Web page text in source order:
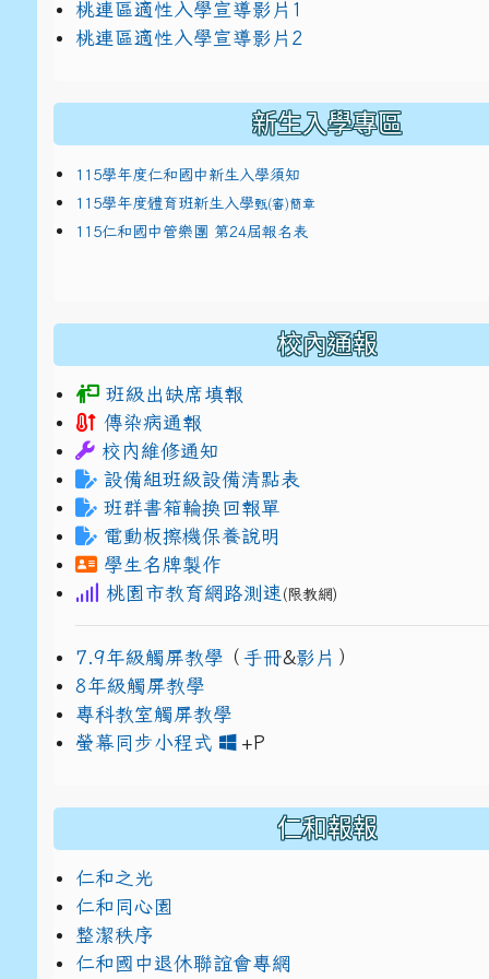
link to https://docs.google.com/
桃連區適性入學宣導影片1
link to https://docs.google.com/
桃連區適性入學宣導影片2
新生入學專區
115學年度仁和國中新生入學須知
115學年度體育班新生入學甄(審)簡章
115仁和國中管樂團 第24屆報名表
校內通報
班級出缺席填報
傳染病通報
校內維修通知
設備組班級設備清點表
班群書箱輪換回報單
電動板擦機保養說明
學生名牌製作
桃園市教育網路測速 (限教網)
7.9年級觸屏教學 （ 手冊&影片 ）
8年級觸屏教學
專科教室觸屏教學
螢幕同步小程式
+Plink to https://
link to https://
仁和報報
仁和之光
仁和同心園
整潔秩序
仁和國中退休聯誼會專網